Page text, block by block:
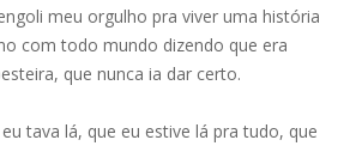
meu orgulho pra viver uma história
com todo mundo dizendo que era
que nunca ia dar certo.
tava lá, que eu estive lá pra tudo, que